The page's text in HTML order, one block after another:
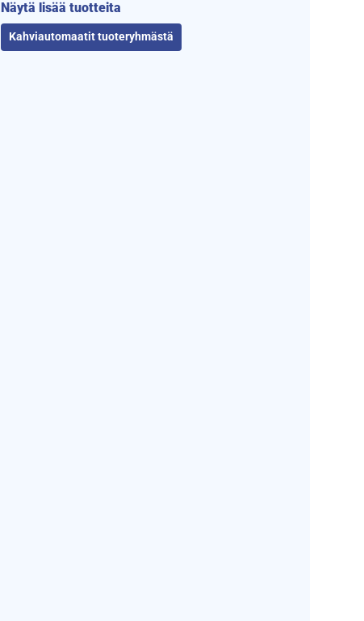
Näytä lisää tuotteita
Kahviautomaatit tuoteryhmästä